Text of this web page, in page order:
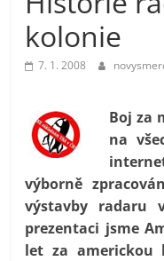
morálka.
Ptáme
se
vlastně
prospívá?
kolonie
7. 1. 2008
Boj za
na
výborně
výstavby radaru
prezentaci jsme
let za americkou